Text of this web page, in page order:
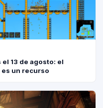
13 de agosto: el
un recurso